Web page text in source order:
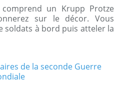
comprend un Krupp Protze
sur le décor. Vous
soldats à bord puis atteler la